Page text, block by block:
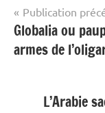
Navigation
de
l’article
Publication
Globalia ou
armes de
L’Arabie